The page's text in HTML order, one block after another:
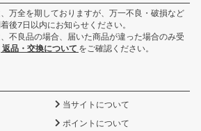
万全を期しておりますが、万一不良・破損など
後7日以内にお知らせください。
不良品の場合、届いた商品が違った場合のみ受
返品・交換について をご確認ください。
当サイトについて
ポイントについて